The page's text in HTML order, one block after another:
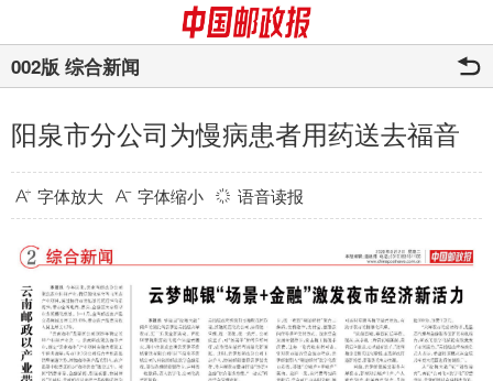
002版 综合新闻
阳泉市分公司为慢病患者用药送去福音
字体放大 字体缩小 语音读报